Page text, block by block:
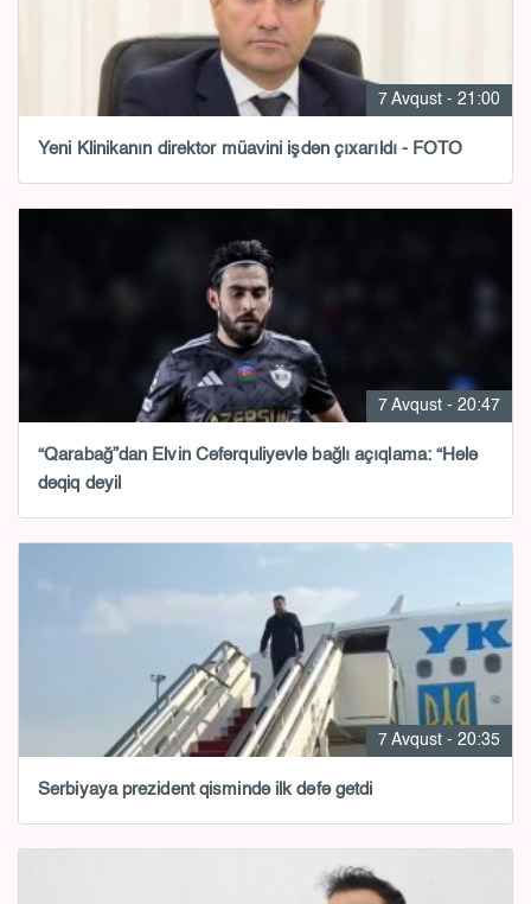
7 Avqust - 21:00
Yeni Klinikanın direktor müavini işdən çıxarıldı - FOTO
7 Avqust - 20:47
“Qarabağ”dan Elvin Cəfərquliyevlə bağlı açıqlama: “Hələ
dəqiq deyil
7 Avqust - 20:35
Serbiyaya prezident qismində ilk dəfə getdi